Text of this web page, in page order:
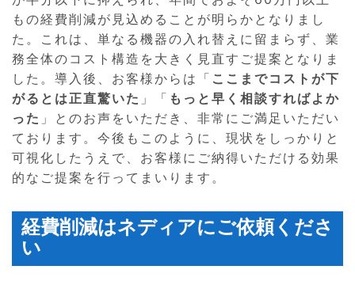
もの経費削減が見込めることが明らかとなりまし
た。これは、単なる機器の入れ替えに留まらず、業
務全体のコスト構造を大きく見直すご提案となりま
した。導入後、お客様からは「 ここまでコストが下
がるとは正直驚いた 」「 もっと早く相談すればよか
った 」とのお声をいただき、非常にご満足いただい
ております。今後もこのように、現状をしっかりと
可視化したうえで、お客様にご納得いただける効果
的なご提案を行ってまいります。
経費削減はネディアにご依頼くださ
い